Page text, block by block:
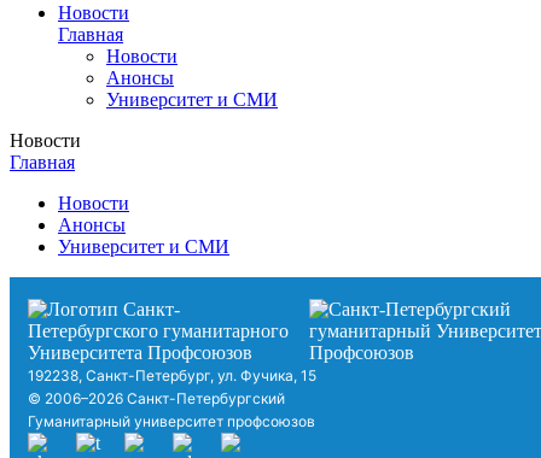
Новости
Главная
Новости
Анонсы
Университет и СМИ
Новости
Главная
Новости
Анонсы
Университет и СМИ
192238, Санкт-Петербург, ул. Фучика, 15
© 2006–2026 Санкт-Петербургский
Гуманитарный университет профсоюзов